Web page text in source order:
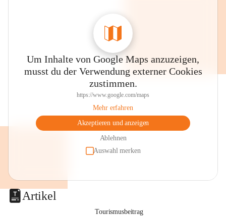
Um Inhalte von Google Maps anzuzeigen,
musst du der Verwendung externer Cookies
zustimmen.
https://www.google.com/maps
Mehr erfahren
Akzeptieren und anzeigen
Ablehnen
Auswahl merken
Artikel
Tourismusbeitrag